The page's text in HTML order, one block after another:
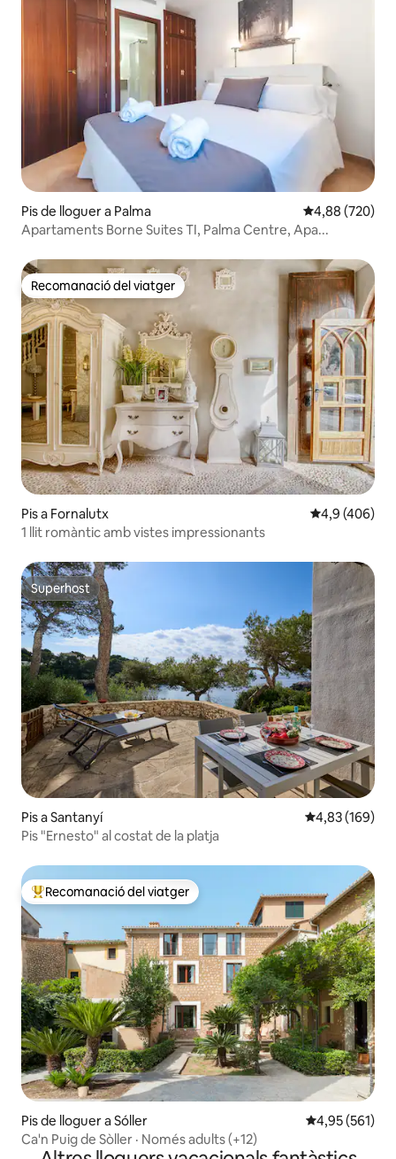
Pis de lloguer a Palma 4,88 de
4,88 (720)
Apartaments Borne Suites TI, Palma Centre, Apa...
Recomanació del viatger
Recomanació del viatger
Pis a Fornalutx 4,9 de
4,9 (406)
1 llit romàntic amb vistes impressionants
Superhost
Superhost
Pis a Santanyí 4,83 de
4,83 (169)
Pis "Ernesto" al costat de la platja
Principals recomanacions dels viatgers
Recomanació del viatger
Pis de lloguer a Sóller 4,95 de
4,95 (561)
Ca'n Puig de Sòller · Només adults (+12)